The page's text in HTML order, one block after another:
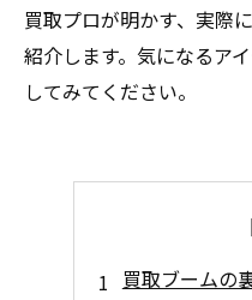
買取プロが明かす、実際
紹介します。気になるア
してみてください。
買取ブームの